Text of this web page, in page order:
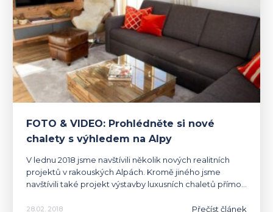
FOTO & VIDEO: Prohlédněte si nové
chalety s výhledem na Alpy
V lednu 2018 jsme navštívili několik nových realitních
projektů v rakouských Alpách. Kromě jiného jsme
navštívili také projekt výstavby luxusních chaletů přímo…
28.02. 2018 Přečíst článek